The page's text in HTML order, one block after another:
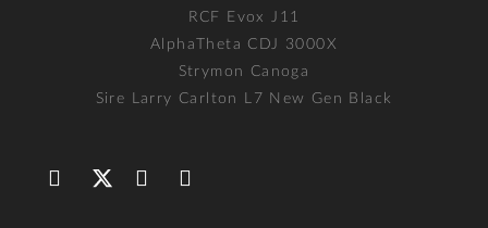
RCF Evox J11
AlphaTheta CDJ 3000X
Strymon Canoga
Sire Larry Carlton L7 New Gen Black